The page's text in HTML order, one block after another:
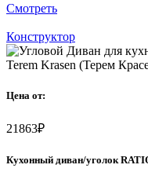
Смотреть
Конструктор
Цена от:
21863₽
Кухонный диван/уголок